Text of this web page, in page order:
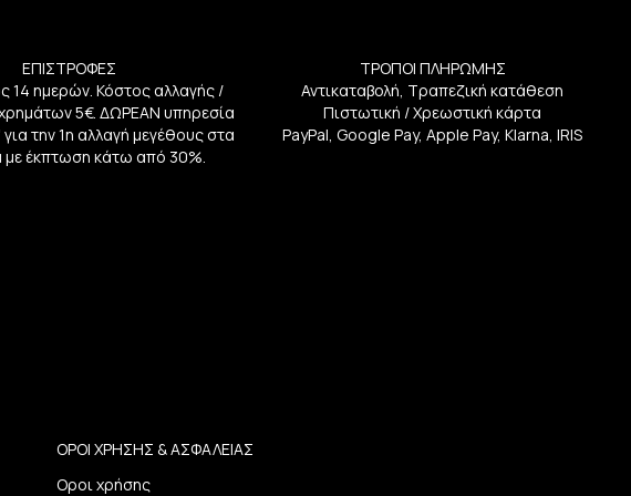
ΕΠΙΣΤΡΟΦΕΣ
14 ημερών. Κόστος αλλαγής /
5€. ΔΩΡΕΑΝ υπηρεσία
για την 1η αλλαγή μεγέθους στα
με έκπτωση κάτω από 30%.
ΤΡΟΠΟΙ ΠΛΗΡΩΜΗΣ
Αντικαταβολή, Τραπεζική κατάθεση
Πιστωτική / Χρεωστική κάρτα
PayPal, Google Pay, Apple Pay, Klarna, IRIS
ΟΡΟΙ ΧΡΗΣΗΣ & ΑΣΦΑΛΕΙΑΣ
Οροι χρήσης